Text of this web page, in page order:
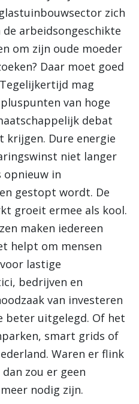
zich
arbeidsongeschikte
om zijn oude moeder
Daar moet goed
mag
van hoge
debat
krijgen. Dure energie
niet langer
opnieuw in
gestopt wordt. De
groeit ermee als kool.
maken iedereen
helpt om mensen
lastige
bedrijven en
van investeren
beter uitgelegd. Of het
smart grids of
Waren er flink
zou er geen
nodig zijn.